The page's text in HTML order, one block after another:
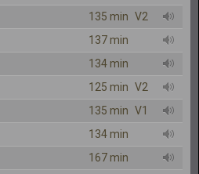
135 min V2
137 min
134 min
125 min V2
135 min V1
134 min
167 min